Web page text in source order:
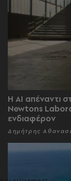
Η AI απέναντι
Newtons
ενδιαφέρον
Δημήτρης